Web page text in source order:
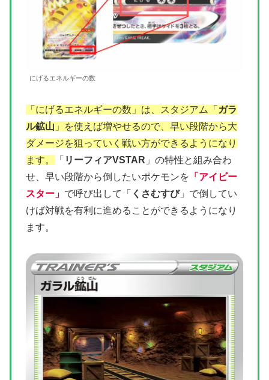
にげるエネルギーの数
「にげるエネルギーの数」は、スタジアム「 ガラ
ル鉱山 」を使えば増やせるので、早い段階から大
ダメージを狙っていく戦い方ができるようになり
ます。
「 リーフィアVSTAR 」の特性と組み合わ
せ、早い段階から倒したいポケモンを 「アイビー
スター」 で呼び出して 「 くさむすび」で倒してい
けば対戦を有利に進めることができるようになり
ます。